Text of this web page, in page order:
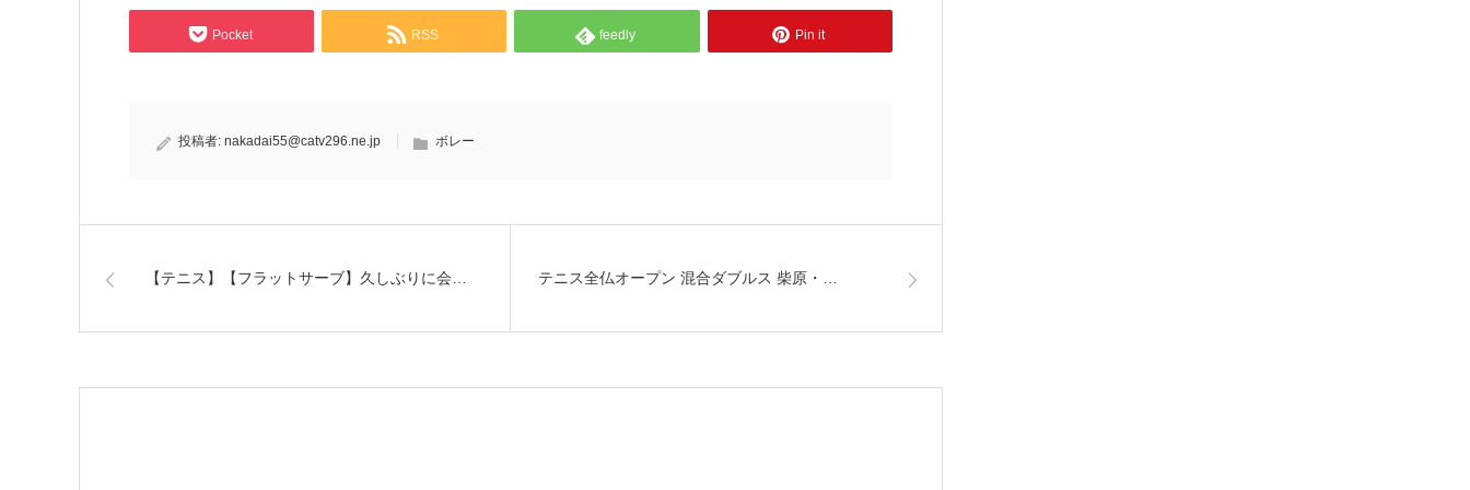
Pocket RSS feedly Pin it
投稿者: nakadai55@catv296.ne.jp ボレー
【テニス】【フラットサーブ】久しぶりに会… テニス全仏オープン 混合ダブルス 柴原・…